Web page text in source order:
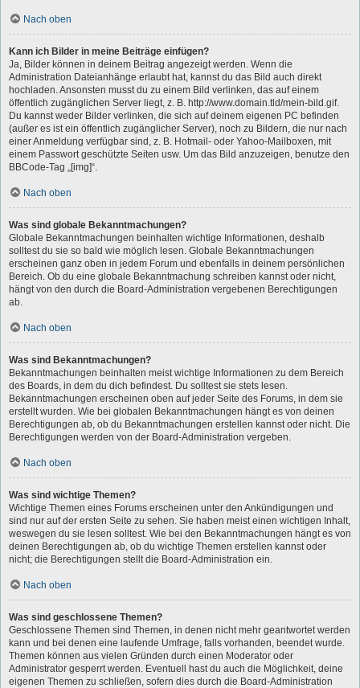
Nach oben
Kann ich Bilder in meine Beiträge einfügen?
Ja, Bilder können in deinem Beitrag angezeigt werden. Wenn die
Administration Dateianhänge erlaubt hat, kannst du das Bild auch direkt
hochladen. Ansonsten musst du zu einem Bild verlinken, das auf einem
öffentlich zugänglichen Server liegt, z. B. http://www.domain.tld/mein-bild.gif.
Du kannst weder Bilder verlinken, die sich auf deinem eigenen PC befinden
(außer es ist ein öffentlich zugänglicher Server), noch zu Bildern, die nur nach
einer Anmeldung verfügbar sind, z. B. Hotmail- oder Yahoo-Mailboxen, mit
einem Passwort geschützte Seiten usw. Um das Bild anzuzeigen, benutze den
BBCode-Tag „[img]“.
Nach oben
Was sind globale Bekanntmachungen?
Globale Bekanntmachungen beinhalten wichtige Informationen, deshalb
solltest du sie so bald wie möglich lesen. Globale Bekanntmachungen
erscheinen ganz oben in jedem Forum und ebenfalls in deinem persönlichen
Bereich. Ob du eine globale Bekanntmachung schreiben kannst oder nicht,
hängt von den durch die Board-Administration vergebenen Berechtigungen
ab.
Nach oben
Was sind Bekanntmachungen?
Bekanntmachungen beinhalten meist wichtige Informationen zu dem Bereich
des Boards, in dem du dich befindest. Du solltest sie stets lesen.
Bekanntmachungen erscheinen oben auf jeder Seite des Forums, in dem sie
erstellt wurden. Wie bei globalen Bekanntmachungen hängt es von deinen
Berechtigungen ab, ob du Bekanntmachungen erstellen kannst oder nicht. Die
Berechtigungen werden von der Board-Administration vergeben.
Nach oben
Was sind wichtige Themen?
Wichtige Themen eines Forums erscheinen unter den Ankündigungen und
sind nur auf der ersten Seite zu sehen. Sie haben meist einen wichtigen Inhalt,
weswegen du sie lesen solltest. Wie bei den Bekanntmachungen hängt es von
deinen Berechtigungen ab, ob du wichtige Themen erstellen kannst oder
nicht; die Berechtigungen stellt die Board-Administration ein.
Nach oben
Was sind geschlossene Themen?
Geschlossene Themen sind Themen, in denen nicht mehr geantwortet werden
kann und bei denen eine laufende Umfrage, falls vorhanden, beendet wurde.
Themen können aus vielen Gründen durch einen Moderator oder
Administrator gesperrt werden. Eventuell hast du auch die Möglichkeit, deine
eigenen Themen zu schließen, sofern dies durch die Board-Administration